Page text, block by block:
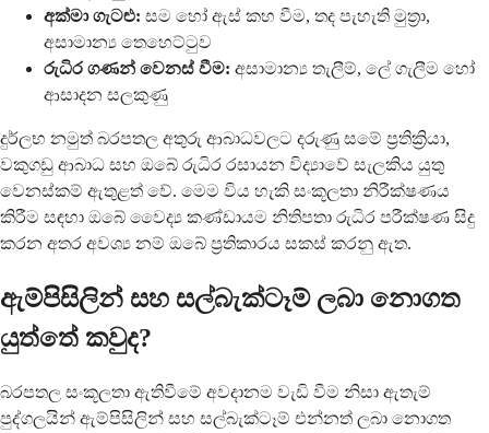
අක්මා ගැටළු: සම හෝ ඇස් කහ වීම, තද පැහැති මුත්‍රා,
අසාමාන්‍ය තෙහෙට්ටුව
රුධිර ගණන් වෙනස් වීම: අසාමාන්‍ය තැලීම්, ලේ ගැලීම හෝ
ආසාදන සලකුණු
දුර්ලභ නමුත් බරපතල අතුරු ආබාධවලට දරුණු සමේ ප්‍රතික්‍රියා,
වකුගඩු ආබාධ සහ ඔබේ රුධිර රසායන විද්‍යාවේ සැලකිය යුතු
වෙනස්කම් ඇතුළත් වේ. මෙම විය හැකි සංකූලතා නිරීක්ෂණය
කිරීම සඳහා ඔබේ වෛද්‍ය කණ්ඩායම නිතිපතා රුධිර පරීක්ෂණ සිදු
කරන අතර අවශ්‍ය නම් ඔබේ ප්‍රතිකාරය සකස් කරනු ඇත.
ඇම්පිසිලින් සහ සල්බැක්ටෑම් ලබා නොගත
යුත්තේ කවුද?
බරපතල සංකූලතා ඇතිවීමේ අවදානම වැඩි වීම නිසා ඇතැම්
පුද්ගලයින් ඇම්පිසිලින් සහ සල්බැක්ටෑම් එන්නත් ලබා නොගත